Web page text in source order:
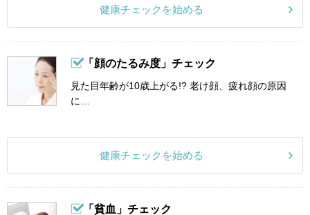
健康チェックを始める
「顔のたるみ度」チェック
見た目年齢が10歳上がる!? 老け顔、疲れ顔の原因
に…
健康チェックを始める
「貧血」チェック